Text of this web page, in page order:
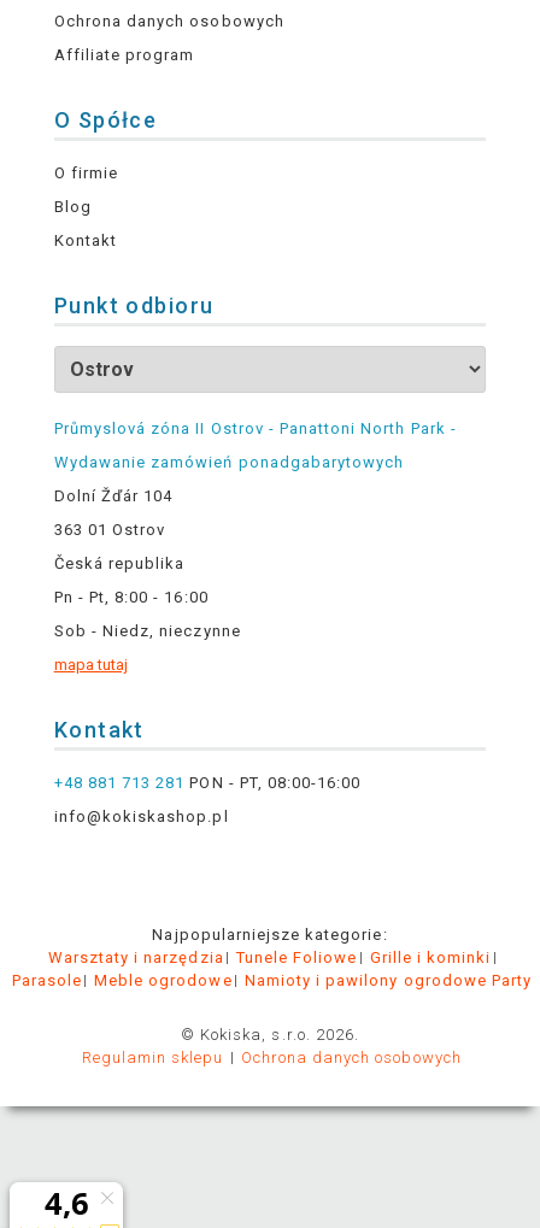
Ochrona danych osobowych
Affiliate program
O Spółce
O firmie
Blog
Kontakt
Punkt odbioru
Průmyslová zóna II Ostrov - Panattoni North Park -
Wydawanie zamówień ponadgabarytowych
Dolní Žďár 104
363 01 Ostrov
Česká republika
Pn - Pt, 8:00 - 16:00
Sob - Niedz, nieczynne
mapa tutaj
Kontakt
+48 881 713 281 PON - PT, 08:00-16:00
info@kokiskashop.pl
Najpopularniejsze kategorie:
Warsztaty i narzędzia
Tunele Foliowe
Grille i kominki
Parasole
Meble ogrodowe Namioty i pawilony ogrodowe Party
© Kokiska, s.r.o. 2026.
Regulamin sklepu
Ochrona danych osobowych